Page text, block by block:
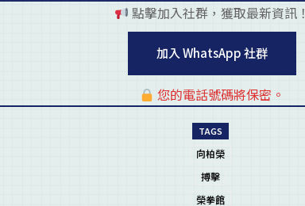
點擊加入社群，獲取最新資訊！
加入 WhatsApp 社群
您的電話號碼將保密。
TAGS
向柏榮
搏擊
榮拳館